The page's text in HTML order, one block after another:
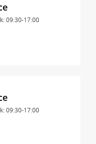
09:30-17:00
09:30-17:00